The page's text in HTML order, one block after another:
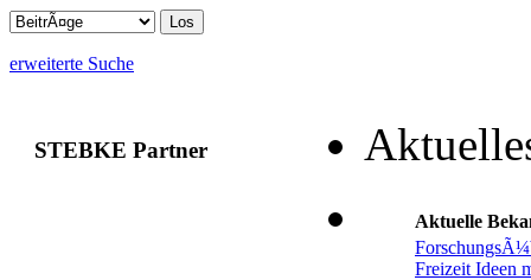
erweiterte Suche
STEBKE Partner
Aktuelle
Freizeit Ideen